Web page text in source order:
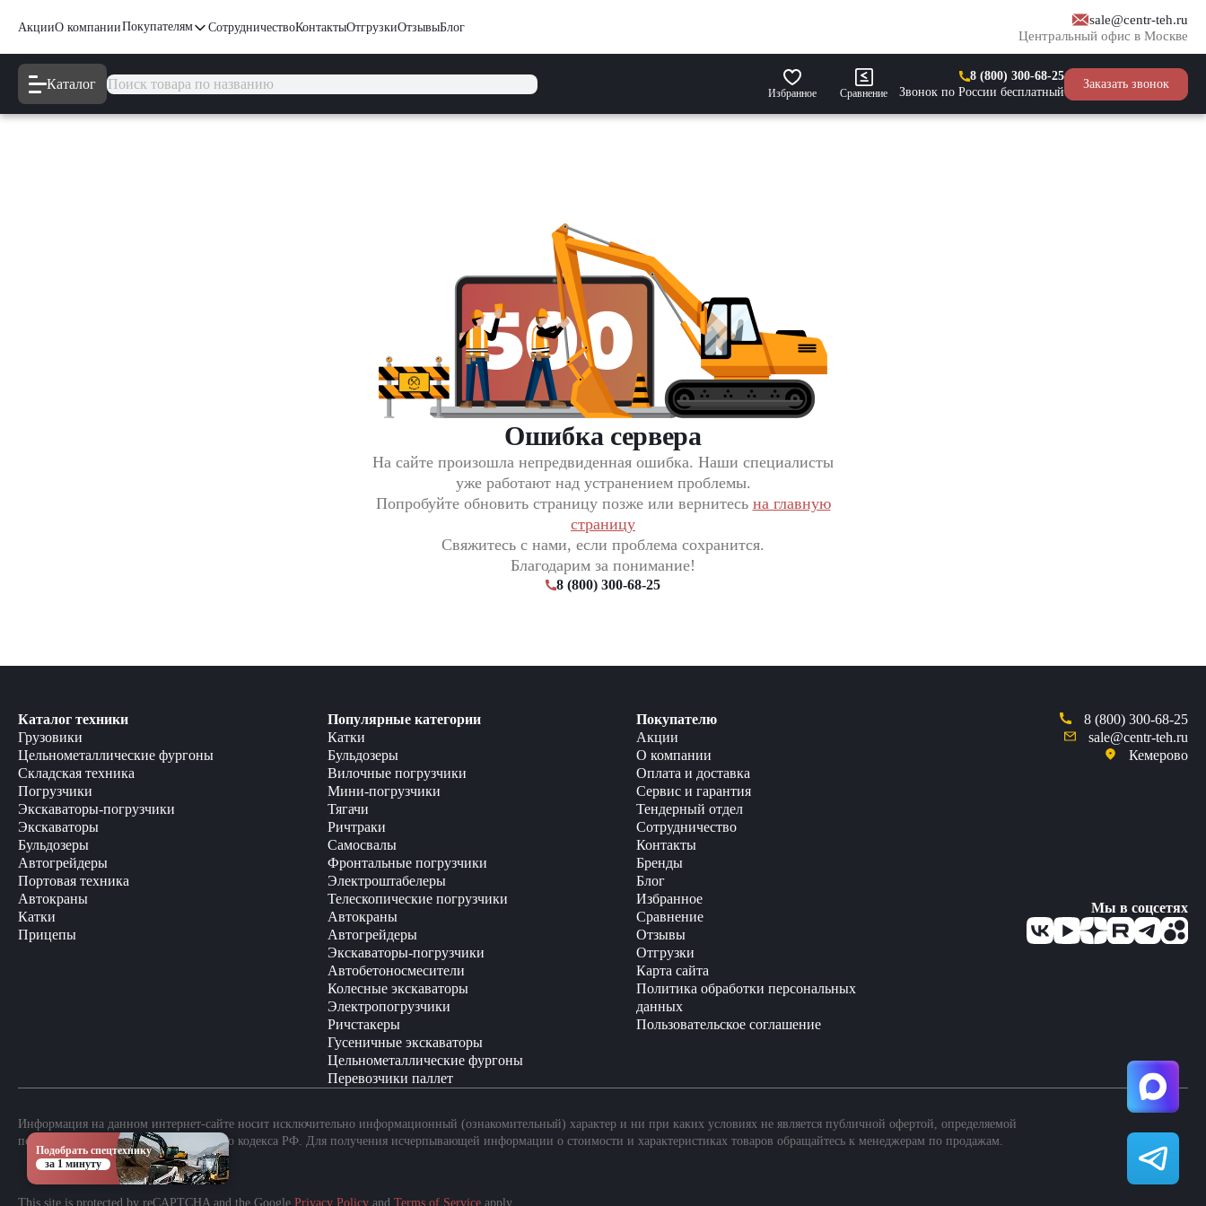
АкцииО компанииПокупателям СотрудничествоКонтактыОтгрузкиОтзывыБлог
sale@centr-teh.ru
Центральный офис в Москве
Каталог
Избранное Сравнение
8 (800) 300-68-25
Звонок по России бесплатный
Заказать звонок
Ошибка сервера
На сайте произошла непредвиденная ошибка. Наши специалисты
уже работают над устранением проблемы.
Попробуйте обновить страницу позже или вернитесь на главную
страницу
Свяжитесь с нами, если проблема сохранится.
Благодарим за понимание!
8 (800) 300-68-25
Каталог техники
Грузовики
Цельнометаллические фургоны
Складская техника
Погрузчики
Экскаваторы-погрузчики
Экскаваторы
Бульдозеры
Автогрейдеры
Портовая техника
Автокраны
Катки
Прицепы
Популярные категории
Катки
Бульдозеры
Вилочные погрузчики
Мини-погрузчики
Тягачи
Ричтраки
Самосвалы
Фронтальные погрузчики
Электроштабелеры
Телескопические погрузчики
Автокраны
Автогрейдеры
Экскаваторы-погрузчики
Автобетоносмесители
Колесные экскаваторы
Электропогрузчики
Ричстакеры
Гусеничные экскаваторы
Цельнометаллические фургоны
Перевозчики паллет
Покупателю
Акции
О компании
Оплата и доставка
Сервис и гарантия
Тендерный отдел
Сотрудничество
Контакты
Бренды
Блог
Избранное
Сравнение
Отзывы
Отгрузки
Карта сайта
Политика обработки персональных
данных
Пользовательское соглашение
8 (800) 300-68-25
sale@centr-teh.ru
Кемерово
Мы в соцсетях
Информация на данном интернет-сайте носит исключительно информационный (ознакомительный) характер и ни при каких условиях не является публичной офертой, определяемой
положениями Статьи 437 Гражданского кодекса РФ. Для получения исчерпывающей информации о стоимости и характеристиках товаров обращайтесь к менеджерам по продажам.
This site is protected by reCAPTCHA and the Google Privacy Policy and Terms of Service apply.
Подобрать спецтехнику
за 1 минуту